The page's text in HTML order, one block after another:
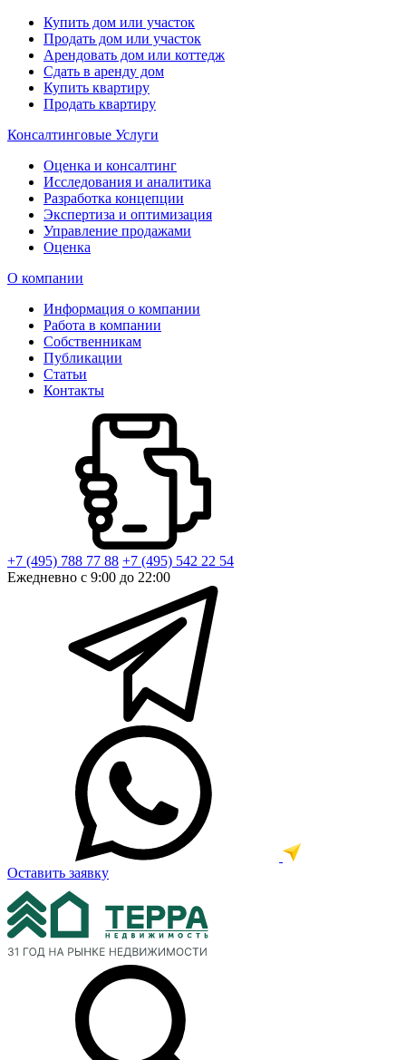
Купить дом или участок
Продать дом или участок
Арендовать дом или коттедж
Сдать в аренду дом
Купить квартиру
Продать квартиру
Консалтинговые Услуги
Оценка и консалтинг
Исследования и аналитика
Разработка концепции
Экспертиза и оптимизация
Управление продажами
Оценка
О компании
Информация о компании
Работа в компании
Собственникам
Публикации
Статьи
Контакты
+7 (495) 788 77 88 +7 (495) 542 22 54
Ежедневно с 9:00 до 22:00
Оставить заявку